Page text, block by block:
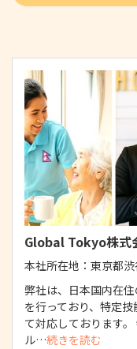
Global Tokyo株式
本社所在地： 東京都
弊社は、日本国内在
を行っており、特定
て対応しております
ル…続きを読む